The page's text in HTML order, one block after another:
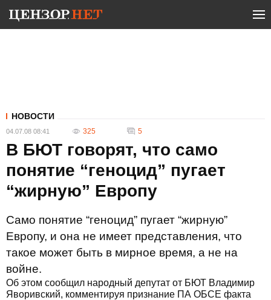
НОВОСТИ
04.07.08 08:41 325 5
В БЮТ говорят, что само
понятие “геноцид” пугает
“жирную” Европу
Само понятие “геноцид” пугает “жирную”
Европу, и она не имеет представления, что
такое может быть в мирное время, а не на
войне.
Об этом сообщил народный депутат от БЮТ Владимир
Яворивский, комментируя признание ПА ОБСЕ факта